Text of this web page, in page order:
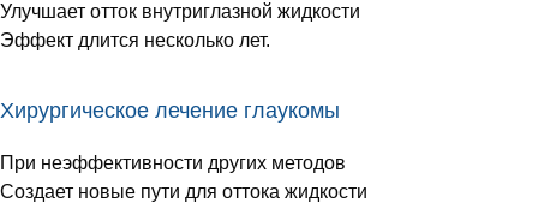
Улучшает отток внутриглазной жидкости
Эффект длится несколько лет.
Хирургическое лечение глаукомы
При неэффективности других методов
Создает новые пути для оттока жидкости